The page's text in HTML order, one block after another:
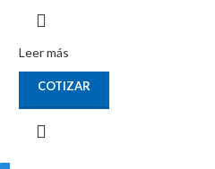
Leer más
COTIZAR